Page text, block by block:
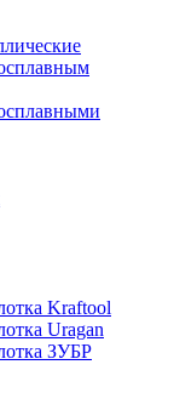
Kraftool
Uragan
ЗУБР